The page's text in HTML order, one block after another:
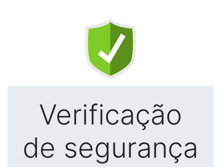
Verificação
de segurança